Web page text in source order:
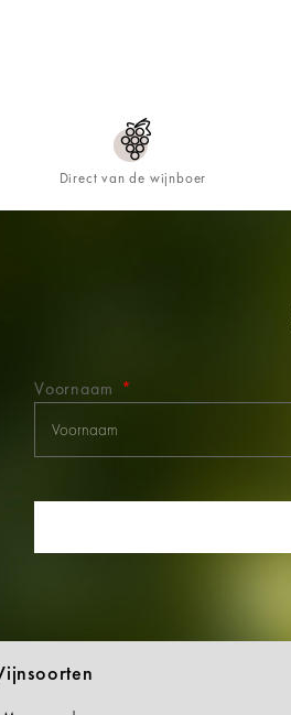
Direct van de wijnboer
Voornaam